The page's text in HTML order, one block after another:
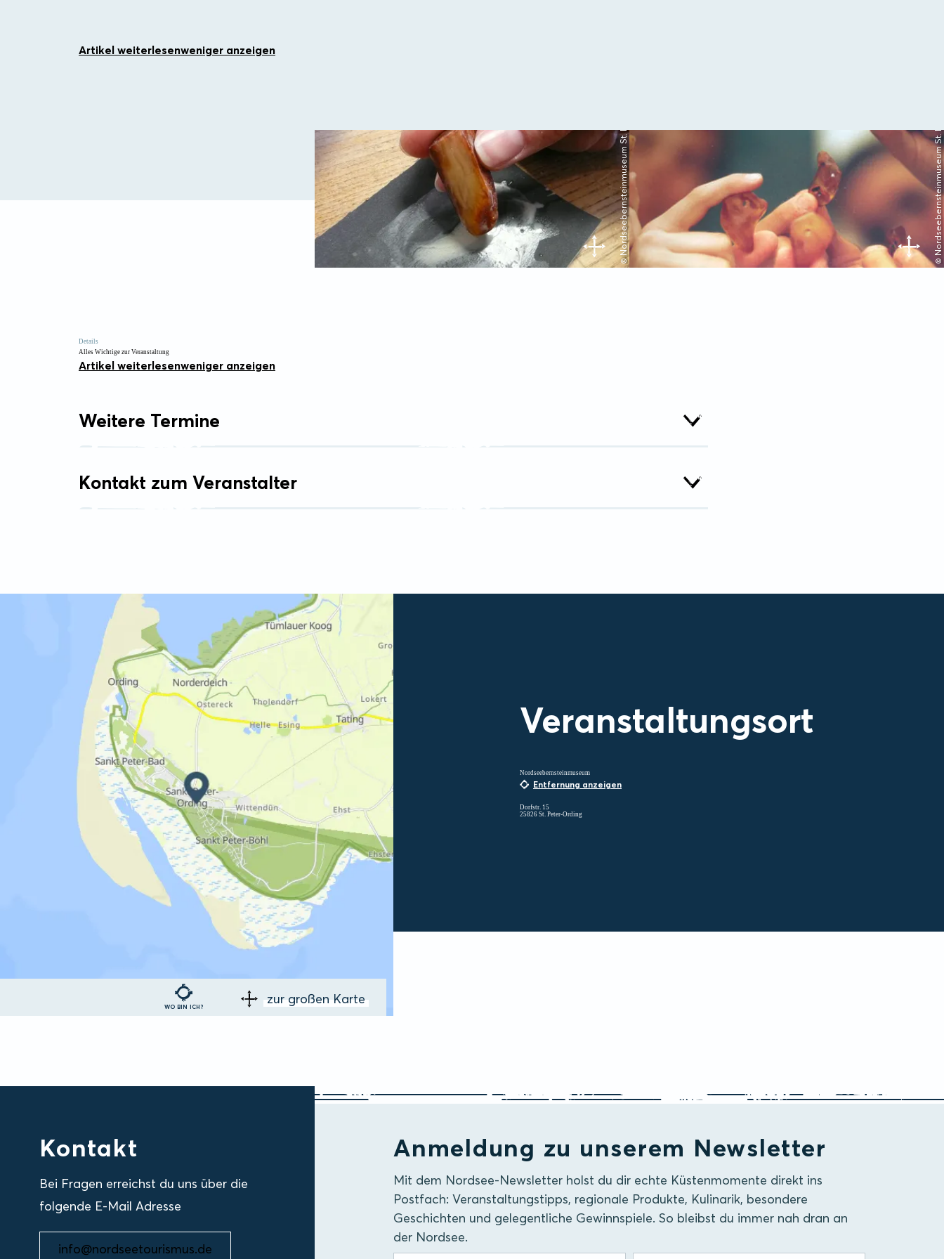
Artikel weiterlesenweniger anzeigen
© Nordseebernsteinmuseum St. Peter-Ording © Nordseebernsteinmuseum St. Peter-Ording
Details
Alles Wichtige zur Veranstaltung
Artikel weiterlesenweniger anzeigen
Weitere Termine
Kontakt zum Veranstalter
Veranstaltungsort
WO BIN ICH? zur großen Karte
Nordseebernsteinmuseum
Entfernung anzeigen
Dorfstr. 15
25826 St. Peter-Ording
Anmeldung zu unserem Newsletter
Mit dem Nordsee-Newsletter holst du dir echte Küstenmomente direkt ins
Postfach: Veranstaltungstipps, regionale Produkte, Kulinarik, besondere
Geschichten und gelegentliche Gewinnspiele. So bleibst du immer nah dran an
der Nordsee.
Kontakt
Bei Fragen erreichst du uns über die
folgende E-Mail Adresse
info@nordseetourismus.de